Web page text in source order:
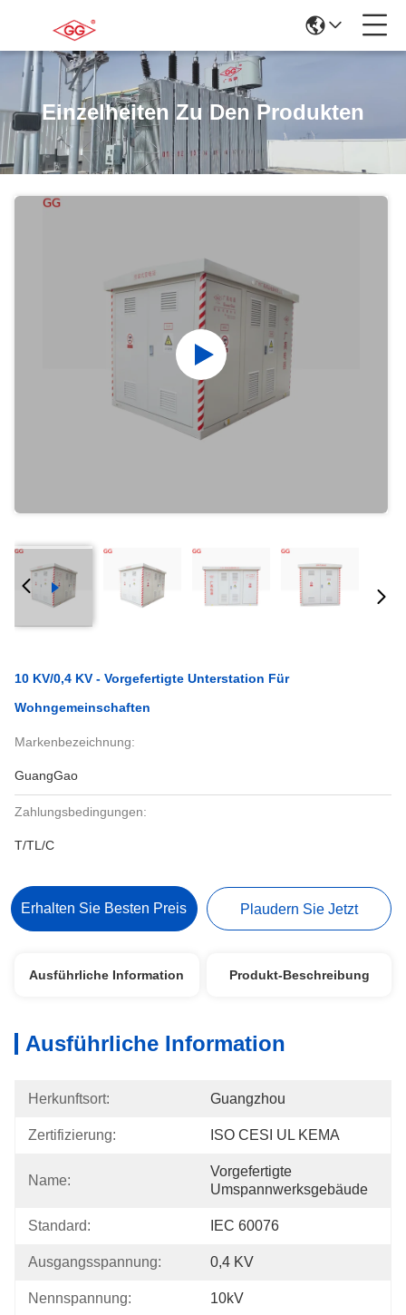
Einzelheiten Zu Den Produkten
10 KV/0,4 KV - Vorgefertigte Unterstation Für
Wohngemeinschaften
Markenbezeichnung:
GuangGao
Zahlungsbedingungen:
T/TL/C
Erhalten Sie Besten Preis Plaudern Sie Jetzt
Ausführliche Information Produkt-Beschreibung
Ausführliche Information
Herkunftsort: Guangzhou
Zertifizierung: ISO CESI UL KEMA
Name:
Vorgefertigte
Umspannwerksgebäude
Standard: IEC 60076
Ausgangsspannung: 0,4 KV
Nennspannung: 10kV